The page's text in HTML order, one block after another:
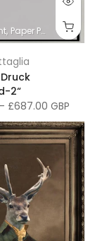
107x137cm
Paper Print
2“
– £687.00 GBP